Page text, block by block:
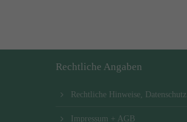
Rechtliche Angaben
Rechtliche Hinweise, Datenschutz
Impressum + AGB